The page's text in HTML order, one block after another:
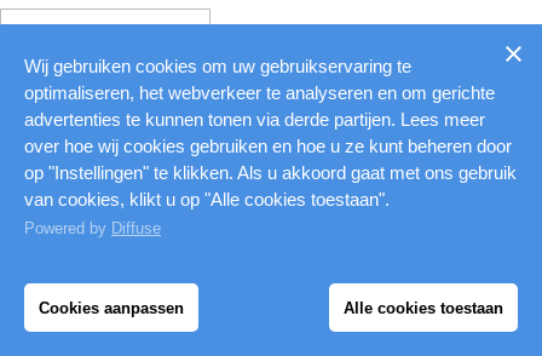
Telefoonnummer*
E-mailadres *
You have Successfully
Subscribed!
Wij gebruiken cookies om uw gebruikservaring te
optimaliseren, het webverkeer te analyseren en om gerichte
advertenties te kunnen tonen via derde partijen. Lees meer
over hoe wij cookies gebruiken en hoe u ze kunt beheren door
op "Instellingen" te klikken. Als u akkoord gaat met ons gebruik
van cookies, klikt u op "Alle cookies toestaan".
Powered by Diffuse
Cookies aanpassen Alle cookies toestaan
en onze website te optimaliseren.